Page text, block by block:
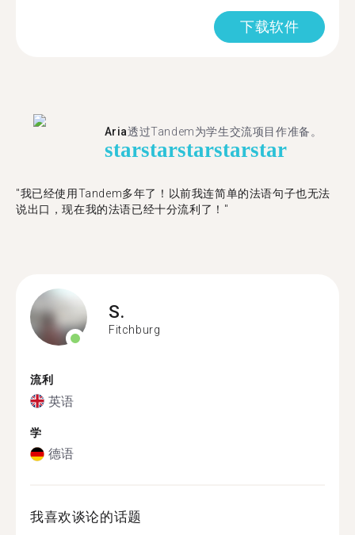
下载软件
Aria透过Tandem为学生交流项目作准备。
starstarstarstarstar
"​​我已经使用Tandem多年了！以前我连简单的法语句子也无法
说出口，现在我的法语已经十分流利了！"
S.
Fitchburg
流利
英语
学
德语
我喜欢谈论的话题